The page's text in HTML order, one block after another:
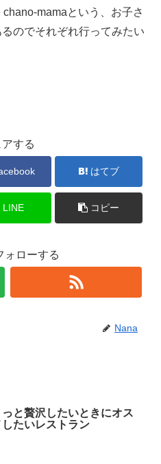
mamaという、お子さ
のでそれぞれ行ってみたい
アする
はてブ
LINE コピー
ォローする
Nana
っと贅沢したいときにオス
したいレストラン